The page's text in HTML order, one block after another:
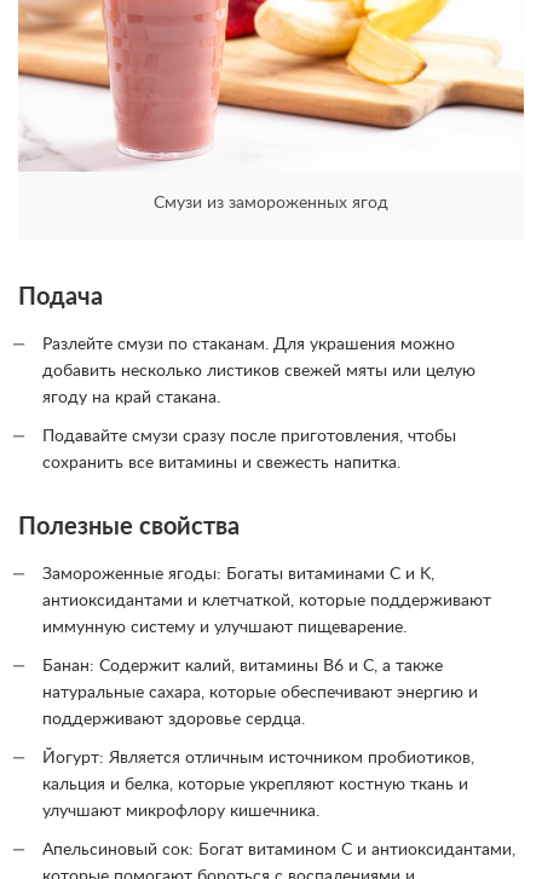
Смузи из замороженных ягод
Подача
Разлейте смузи по стаканам. Для украшения можно
добавить несколько листиков свежей мяты или целую
ягоду на край стакана.
Подавайте смузи сразу после приготовления, чтобы
сохранить все витамины и свежесть напитка.
Полезные свойства
Замороженные ягоды: Богаты витаминами C и K,
антиоксидантами и клетчаткой, которые поддерживают
иммунную систему и улучшают пищеварение.
Банан: Содержит калий, витамины B6 и C, а также
натуральные сахара, которые обеспечивают энергию и
поддерживают здоровье сердца.
Йогурт: Является отличным источником пробиотиков,
кальция и белка, которые укрепляют костную ткань и
улучшают микрофлору кишечника.
Апельсиновый сок: Богат витамином C и антиоксидантами,